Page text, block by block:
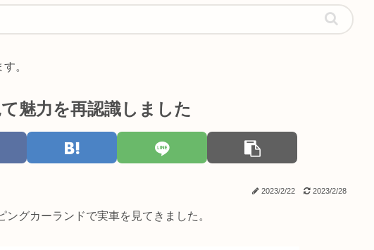
。
魅力を再認識しました
2023/2/22 2023/2/28
グカーランドで実車を見てきました。